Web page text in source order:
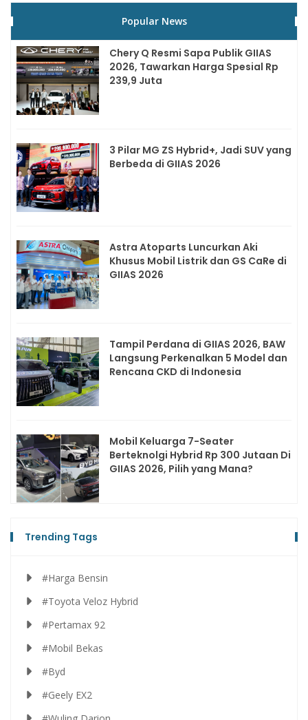
Popular News
Chery Q Resmi Sapa Publik GIIAS
2026, Tawarkan Harga Spesial Rp
239,9 Juta
3 Pilar MG ZS Hybrid+, Jadi SUV yang
Berbeda di GIIAS 2026
Astra Atoparts Luncurkan Aki
Khusus Mobil Listrik dan GS CaRe di
GIIAS 2026
Tampil Perdana di GIIAS 2026, BAW
Langsung Perkenalkan 5 Model dan
Rencana CKD di Indonesia
Mobil Keluarga 7-Seater
Berteknolgi Hybrid Rp 300 Jutaan Di
GIIAS 2026, Pilih yang Mana?
Trending Tags
#Harga Bensin
#Toyota Veloz Hybrid
#Pertamax 92
#Mobil Bekas
#Byd
#Geely EX2